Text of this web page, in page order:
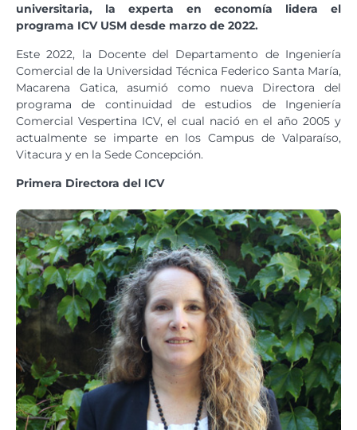
universitaria, la experta en economía lidera el
programa ICV USM desde marzo de 2022.
Este 2022, la Docente del Departamento de Ingeniería
Comercial de la Universidad Técnica Federico Santa María,
Macarena Gatica, asumió como nueva Directora del
programa de continuidad de estudios de Ingeniería
Comercial Vespertina ICV, el cual nació en el año 2005 y
actualmente se imparte en los Campus de Valparaíso,
Vitacura y en la Sede Concepción.
Primera Directora del ICV